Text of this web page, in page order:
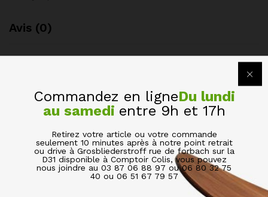
Avis (0)
BE THE FIRST TO REVIEW “MUG CAPTAIN AMERICA
TASSE À BOISSONS EN CÉRAMIQUE POUR CADEAU
350 ML”
champs obligatoires sont indiqués avec*
Votre évaluation de ce produit
Commandez en ligneDu lundi
au samedi entre 9h et 17h
Retirez votre article ou votre commande
seulement 10 minutes après à notre point retrait
ou drive à Grosbliederstroff rue de forbach sur la
D31 disponible à Comptoir Colis, vous pouvez
nous joindre au 03 87 06 88 97 ou 06 80 32 75
40 ou 06 51 67 79 57